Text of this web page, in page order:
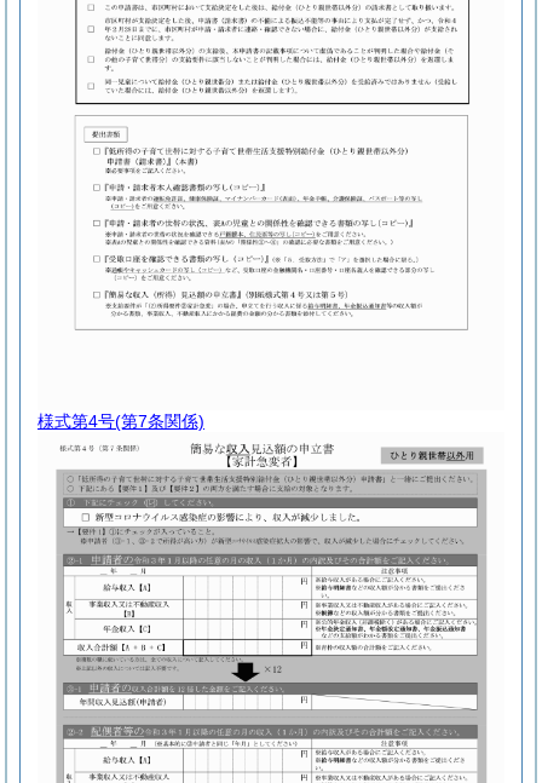
様式第4号(第7条関係)